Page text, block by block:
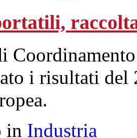
i risultati del
in Industria